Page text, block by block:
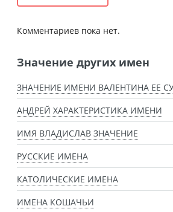
Комментариев пока нет.
Значение других имен
ЗНАЧЕНИЕ ИМЕНИ ВАЛЕНТИНА ЕЕ
АНДРЕЙ ХАРАКТЕРИСТИКА ИМЕНИ
ИМЯ ВЛАДИСЛАВ ЗНАЧЕНИЕ
РУССКИЕ ИМЕНА
КАТОЛИЧЕСКИЕ ИМЕНА
ИМЕНА КОШАЧЬИ